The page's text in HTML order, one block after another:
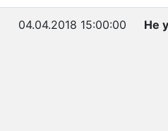
04.04.2018 15:00:00 Не